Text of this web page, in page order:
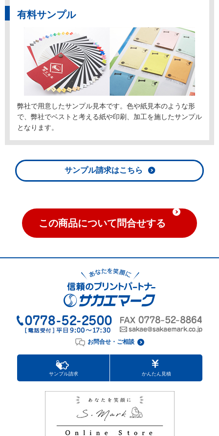
有料サンプル
弊社で用意したサンプル見本です。色や紙見本のような形
で、弊社でベストと考える紙や印刷、加工を施したサンプル
となります。
サンプル請求はこちら
この商品について問合せする
お問合せ・ご相談
サンプル請求 かんたん見積